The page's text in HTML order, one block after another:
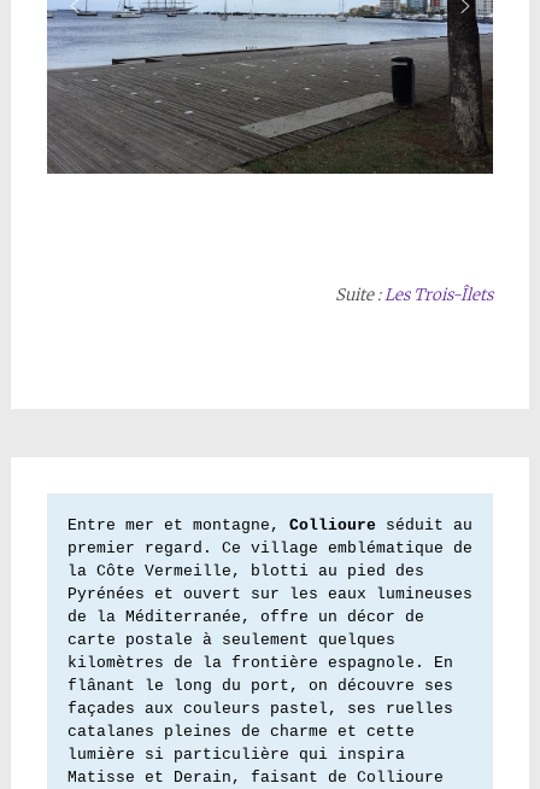
Suite :Les Trois-Îlets
Entre mer et montagne, Collioure séduit au
premier regard. Ce village emblématique de
la Côte Vermeille, blotti au pied des
Pyrénées et ouvert sur les eaux lumineuses
de la Méditerranée, offre un décor de
carte postale à seulement quelques
kilomètres de la frontière espagnole. En
flânant le long du port, on découvre ses
façades aux couleurs pastel, ses ruelles
catalanes pleines de charme et cette
lumière si particulière qui inspira
Matisse et Derain, faisant de Collioure